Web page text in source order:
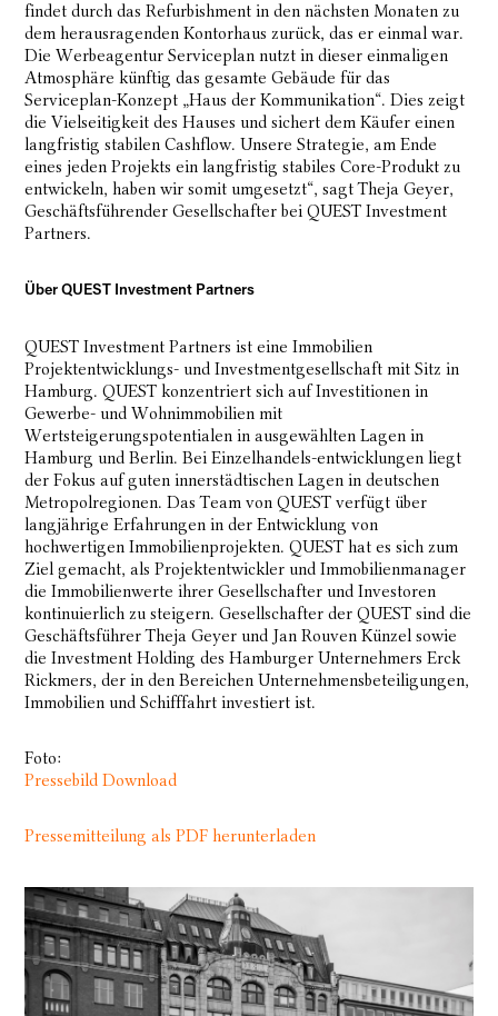
findet durch das Refurbishment in den nächsten Monaten zu
dem herausragenden Kontorhaus zurück, das er einmal war.
Die Werbeagentur Serviceplan nutzt in dieser einmaligen
Atmosphäre künftig das gesamte Gebäude für das
Serviceplan-Konzept „Haus der Kommunikation“. Dies zeigt
die Vielseitigkeit des Hauses und sichert dem Käufer einen
langfristig stabilen Cashflow. Unsere Strategie, am Ende
eines jeden Projekts ein langfristig stabiles Core-Produkt zu
entwickeln, haben wir somit umgesetzt“, sagt Theja Geyer,
Geschäftsführender Gesellschafter bei QUEST Investment
Partners.
Über QUEST Investment Partners
QUEST Investment Partners ist eine Immobilien
Projektentwicklungs- und Investmentgesellschaft mit Sitz in
Hamburg. QUEST konzentriert sich auf Investitionen in
Gewerbe- und Wohnimmobilien mit
Wertsteigerungspotentialen in ausgewählten Lagen in
Hamburg und Berlin. Bei Einzelhandels-entwicklungen liegt
der Fokus auf guten innerstädtischen Lagen in deutschen
Metropolregionen. Das Team von QUEST verfügt über
langjährige Erfahrungen in der Entwicklung von
hochwertigen Immobilienprojekten. QUEST hat es sich zum
Ziel gemacht, als Projektentwickler und Immobilienmanager
die Immobilienwerte ihrer Gesellschafter und Investoren
kontinuierlich zu steigern. Gesellschafter der QUEST sind die
Geschäftsführer Theja Geyer und Jan Rouven Künzel sowie
die Investment Holding des Hamburger Unternehmers Erck
Rickmers, der in den Bereichen Unternehmensbeteiligungen,
Immobilien und Schifffahrt investiert ist.
Foto:
Pressebild Download
Pressemitteilung als PDF herunterladen